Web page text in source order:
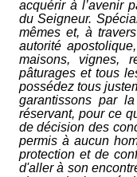
acquérir à l’avenir
du Seigneur.
mêmes et, à
autorité
maisons, vignes,
pâturages et tous
possédez tous
garantissons par
réservant, pour ce
de décision des
permis à aucun
protection et de
d'aller à son